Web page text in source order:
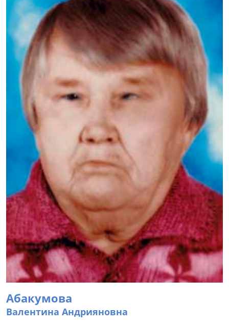
Абакумова
Валентина Андрияновна